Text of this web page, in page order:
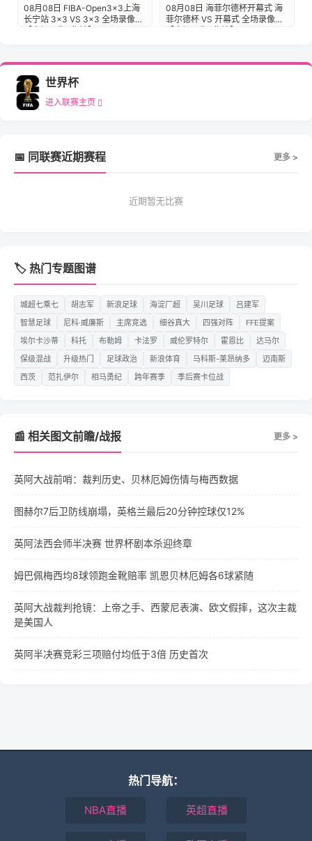
08月08日 FIBA-Open3x3上海
长宁站 3×3 VS 3×3 全场录像
【全场录像+集锦】
08月08日 海菲尔德杯开幕式 海
菲尔德杯 VS 开幕式 全场录像
【全场录像+集锦】
世界杯
进入联赛主页
📅 同联赛近期赛程 更多 >
近期暂无比赛
🏷️ 热门专题图谱
城超七乘七 胡志军 新浪足球 海淀厂超 吴川足球
吕建军
智慧足球
尼科·威廉斯 主席竞选 细谷真大 四强对阵
FFE提案
埃尔卡沙蒂
科托 布勒姆 卡法罗 威伦罗特尔 霍恩比
达马尔
保级混战
升级热门 足球政治 新浪体育 马科斯-莱昂纳多
迈南斯
西茨
范扎伊尔 相马勇纪 跨年赛季 季后赛卡位战
📰 相关图文前瞻/战报 更多 >
英阿大战前哨：裁判历史、贝林厄姆伤情与梅西数据
图赫尔7后卫防线崩塌，英格兰最后20分钟控球仅12%
英阿法西会师半决赛 世界杯剧本杀迎终章
姆巴佩梅西均8球领跑金靴赔率 凯恩贝林厄姆各6球紧随
英阿大战裁判抢镜：上帝之手、西蒙尼表演、欧文假摔，这次主裁
是美国人
英阿半决赛竞彩三项赔付均低于3倍 历史首次
热门导航：
NBA直播 英超直播